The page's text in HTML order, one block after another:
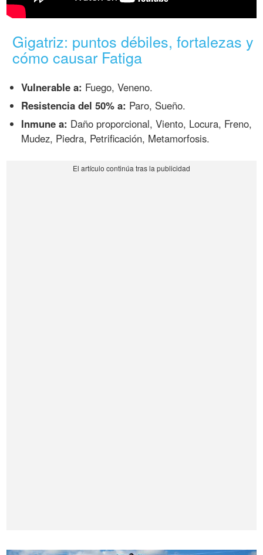
Gigatriz: puntos débiles, fortalezas y
cómo causar Fatiga
Vulnerable a: Fuego, Veneno.
Resistencia del 50% a: Paro, Sueño.
Inmune a: Daño proporcional, Viento, Locura, Freno,
Mudez, Piedra, Petrificación, Metamorfosis.